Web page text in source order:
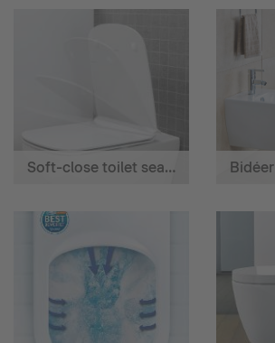
Soft-close toilet seats Bidéer